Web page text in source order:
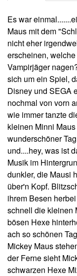
Es war
Maus mit dem
nicht eher
erscheinen,
Vampirjäger
sich um ein Spiel,
Disney und SEGA
nochmal von vorn
wie immer tanzte
kleinen Minni
wunderschöner
und....hey, was ist
Musik im
dunkler, die Mausi
über'n Kopf.
ihrem Besen
schnell die kleinen
bösen Hexe
ach so schönen
Mickey Maus
der Ferne sieht
schwarzen Hexe